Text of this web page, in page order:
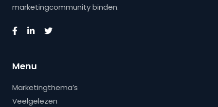
marketingcommunity binden.
Menu
Marketingthema’s
Veelgelezen